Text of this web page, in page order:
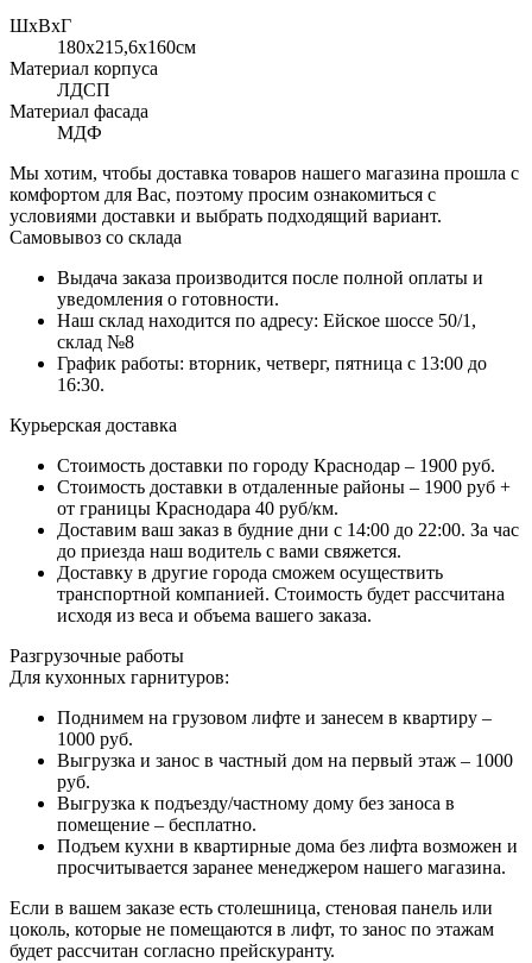
ШхВхГ
180x215,6х160см
Материал корпуса
ЛДСП
Материал фасада
МДФ
Мы хотим, чтобы доставка товаров нашего магазина прошла с
комфортом для Вас, поэтому просим ознакомиться с
условиями доставки и выбрать подходящий вариант.
Самовывоз со склада
Выдача заказа производится после полной оплаты и
уведомления о готовности.
Наш склад находится по адресу: Ейское шоссе 50/1,
склад №8
График работы: вторник, четверг, пятница с 13:00 до
16:30.
Курьерская доставка
Стоимость доставки по городу Краснодар – 1900 руб.
Стоимость доставки в отдаленные районы – 1900 руб +
от границы Краснодара 40 руб/км.
Доставим ваш заказ в будние дни с 14:00 до 22:00. За час
до приезда наш водитель с вами свяжется.
Доставку в другие города сможем осуществить
транспортной компанией. Стоимость будет рассчитана
исходя из веса и объема вашего заказа.
Разгрузочные работы
Для кухонных гарнитуров:
Поднимем на грузовом лифте и занесем в квартиру –
1000 руб.
Выгрузка и занос в частный дом на первый этаж – 1000
руб.
Выгрузка к подъезду/частному дому без заноса в
помещение – бесплатно.
Подъем кухни в квартирные дома без лифта возможен и
просчитывается заранее менеджером нашего магазина.
Если в вашем заказе есть столешница, стеновая панель или
цоколь, которые не помещаются в лифт, то занос по этажам
будет рассчитан согласно прейскуранту.